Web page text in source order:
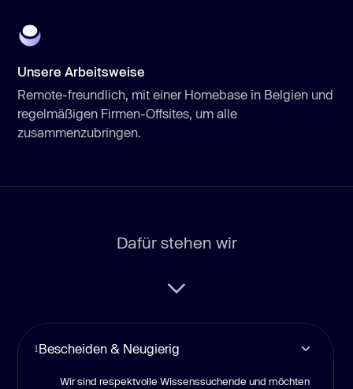
Unsere Arbeitsweise
Remote-freundlich, mit einer Homebase in Belgien und
regelmäßigen Firmen-Offsites, um alle
zusammenzubringen.
Dafür stehen wir
1Bescheiden & Neugierig
Wir sind respektvolle Wissenssuchende und möchten